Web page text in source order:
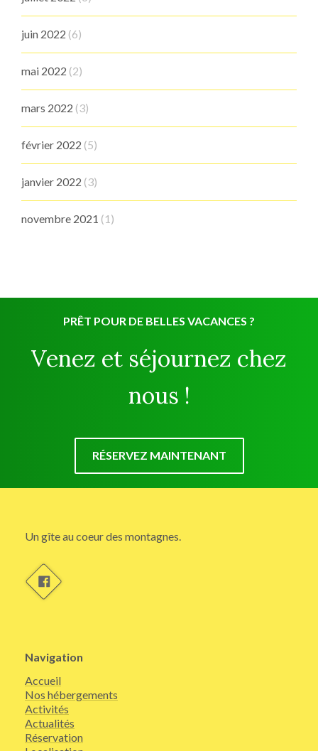
juin 2022 (6)
mai 2022 (2)
mars 2022 (3)
février 2022 (5)
janvier 2022 (3)
novembre 2021 (1)
PRÊT POUR DE BELLES VACANCES ?
Venez et séjournez chez
nous !
RÉSERVEZ MAINTENANT
Un gîte au coeur des montagnes.
Navigation
Accueil
Nos hébergements
Activités
Actualités
Réservation